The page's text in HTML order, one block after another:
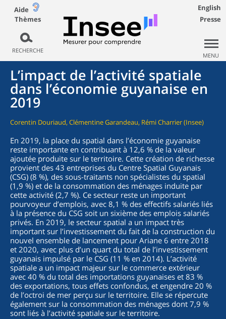
Aide
Thèmes
RECHERCHE
English
Presse
MENU
L’impact de l’activité spatiale
dans l’économie guyanaise en
2019
Corentin Douriaud, Clémentine Garandeau, Rémi Charrier (Insee)
En 2019, la place du spatial dans l’économie guyanaise
reste importante en contribuant à 12,6 % de la valeur
ajoutée produite sur le territoire. Cette création de richesse
provient des 43 entreprises du Centre Spatial Guyanais
(CSG) (8 %), des sous-traitants non spécialistes du spatial
(1,9 %) et de la consommation des ménages induite par
cette activité (2,7 %). Ce secteur reste un important
pourvoyeur d’emplois, avec 8,1 % des effectifs salariés liés
à la présence du CSG soit un sixième des emplois salariés
privés. En 2019, le secteur spatial a un impact très
important sur l’investissement du fait de la construction du
nouvel ensemble de lancement pour Ariane 6 entre 2018
et 2020, avec plus d’un quart du total de l’investissement
guyanais impulsé par le CSG (11 % en 2014). L’activité
spatiale a un impact majeur sur le commerce extérieur
avec 40 % du total des importations guyanaises et 83 %
des exportations, tous effets confondus, et engendre 20 %
de l’octroi de mer perçu sur le territoire. Elle se répercute
également sur la consommation des ménages dont 7,9 %
sont liés à l’activité spatiale sur le territoire.